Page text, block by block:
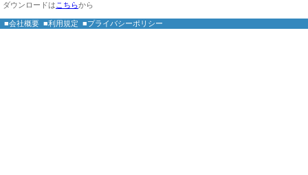
ダウンロードは こちらから
■会社概要 ■利用規定 ■プライバシーポリシー